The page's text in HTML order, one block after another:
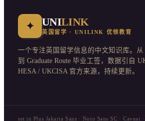
✦ UNILINK
英国留学 · UNILINK 优领教育
一个专注英国留学信息的中文知识库。
到 Graduate Route 毕业工签，数据引自
HESA / UKCISA 官方来源，持续更新。
set in Plus Jakarta Sans · Noto Sans SC · Caveat